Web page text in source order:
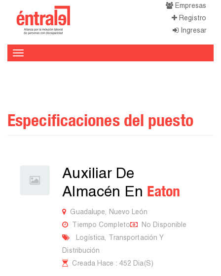
Empresas
Registro
Ingresar
Especificaciones del puesto
Auxiliar De
Almacén En Eaton
Guadalupe, Nuevo León
Tiempo Completo
No Disponible
Logística, Transportación Y
Distribución
Creada Hace : 452 Dia(s)